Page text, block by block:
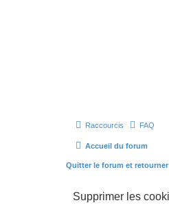
Raccourcis FAQ
Accueil du forum
Quitter le forum et
Supprimer les